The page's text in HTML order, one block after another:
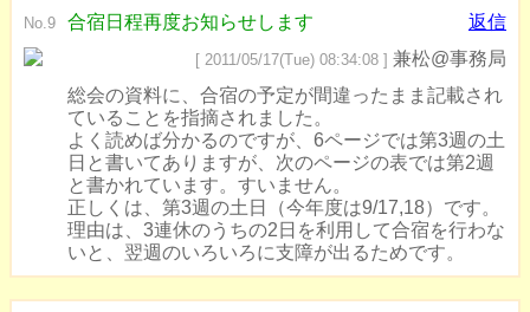
No.9 合宿日程再度お知らせします 返信
[ 2011/05/17(Tue) 08:34:08 ] 兼松@事務局
総会の資料に、合宿の予定が間違ったまま記載され
ていることを指摘されました。
よく読めば分かるのですが、6ページでは第3週の土
日と書いてありますが、次のページの表では第2週
と書かれています。すいません。
正しくは、第3週の土日（今年度は9/17,18）です。
理由は、3連休のうちの2日を利用して合宿を行わな
いと、翌週のいろいろに支障が出るためです。